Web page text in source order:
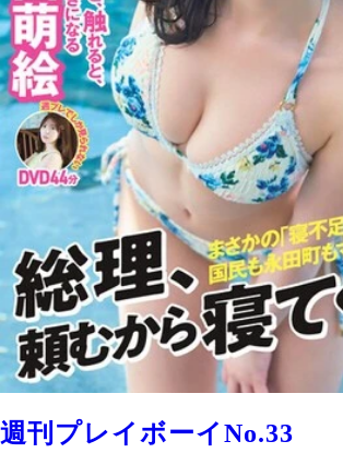
週刊プレイボーイNo.33